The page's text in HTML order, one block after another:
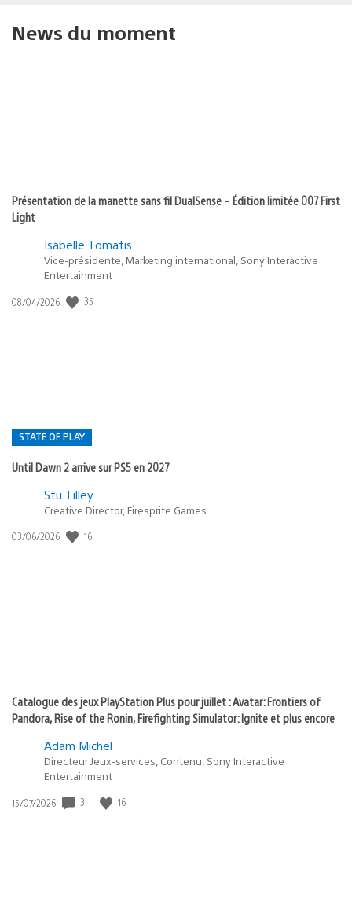
News du moment
Présentation de la manette sans fil DualSense – Édition limitée 007 First
Light
Isabelle Tomatis
Vice-présidente, Marketing international, Sony Interactive
Entertainment
Date
08/04/2026 35
STATE OF PLAY
Until Dawn 2 arrive sur PS5 en 2027
Postée
:
Stu Tilley
Creative Director, Firesprite Games
Date
03/06/2026 16
Catalogue des jeux PlayStation Plus pour juillet : Avatar: Frontiers of
Pandora, Rise of the Ronin, Firefighting Simulator: Ignite et plus encore
Adam Michel
Directeur Jeux-services, Contenu, Sony Interactive
Entertainment
Date
15/07/2026 3 16